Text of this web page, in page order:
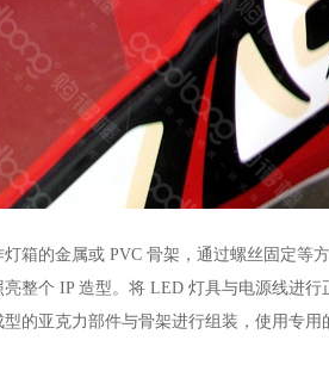
的金属或 PVC 骨架，通过螺丝固定等
整个 IP 造型。将 LED 灯具与电源线进
的亚克力部件与骨架进行组装，使用专